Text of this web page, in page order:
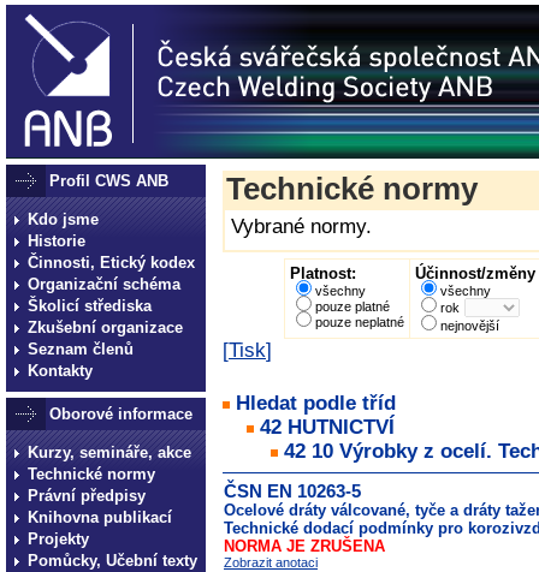
Profil CWS ANB
Kdo jsme
Historie
Činnosti, Etický kodex
Organizační schéma
Školicí střediska
Zkušební organizace
Seznam členů
Kontakty
Oborové informace
Kurzy, semináře, akce
Technické normy
Právní předpisy
Knihovna publikací
Projekty
Pomůcky, Učební texty
Technické normy
Vybrané normy.
Platnost:
všechny
pouze platné
pouze neplatné
Účinnost/změny
všechny
rok
nejnovější
[Tisk]
Hledat podle tříd
42 HUTNICTVÍ
42 10 Výrobky z ocelí.
ČSN EN 10263-5
Ocelové dráty válcované, tyče a dráty
Technické dodací podmínky pro
NORMA JE ZRUŠENA
Zobrazit anotaci